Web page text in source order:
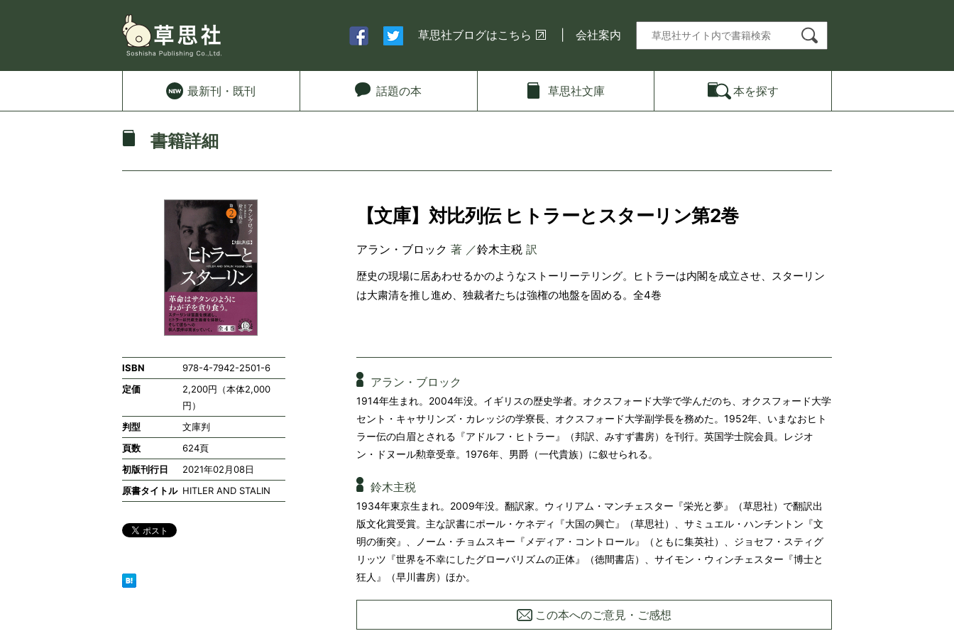
草思社ブログはこちら 会社案内
最新刊 ・既刊 話題の本 草思社文庫 本を探す
書籍詳細
【文庫】対比列伝 ヒトラーとスターリン第2巻
アラン・ブロック 著 ／鈴木主税 訳
歴史の現場に居あわせるかのようなストーリーテリング。ヒトラーは内閣を成立させ、スターリン
は大粛清を推し進め、独裁者たちは強権の地盤を固める。全4巻
ISBN
978-4-7942-2501-6
定価
2,200円（本体2,000
円）
判型
文庫判
頁数
624頁
初版刊行日
2021年02月08日
原書タイトル HITLER AND STALIN
アラン・ブロック
1914年生まれ。2004年没。イギリスの歴史学者。オクスフォード大学で学んだのち、オクスフォード大学
セント・キャサリンズ・カレッジの学寮長、オクスフォード大学副学長を務めた。1952年、いまなおヒト
ラー伝の白眉とされる『アドルフ・ヒトラー』（邦訳、みすず書房）を刊行。英国学士院会員。レジオ
ン・ドヌール勲章受章。1976年、男爵（一代貴族）に叙せられる。
鈴木主税
1934年東京生まれ。2009年没。翻訳家。ウィリアム・マンチェスター『栄光と夢』（草思社）で翻訳出
版文化賞受賞。主な訳書にポール・ケネディ『大国の興亡』（草思社）、サミュエル・ハンチントン『文
明の衝突』、ノーム・チョムスキー『メディア・コントロール』（ともに集英社）、ジョセフ・スティグ
リッツ『世界を不幸にしたグローバリズムの正体』（徳間書店）、サイモン・ウィンチェスター『博士と
狂人』（早川書房）ほか。
この本へのご意見・ご感想